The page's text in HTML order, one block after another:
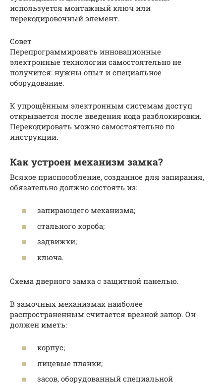
используется монтажный ключ или
перекодировочный элемент.
Совет
Перепрограммировать инновационные
электронные технологии самостоятельно не
получится: нужны опыт и специальное
оборудование.
К упрощённым электронным системам доступ
открывается после введения кода разблокировки.
Перекодировать можно самостоятельно по
инструкции.
Как устроен механизм замка?
Всякое приспособление, созданное для запирания,
обязательно должно состоять из:
запирающего механизма;
стального короба;
задвижки;
ключа.
Схема дверного замка с защитной панелью.
В замочных механизмах наиболее
распространенным считается врезной запор. Он
должен иметь:
корпус;
лицевые планки;
засов, оборудованный специальной